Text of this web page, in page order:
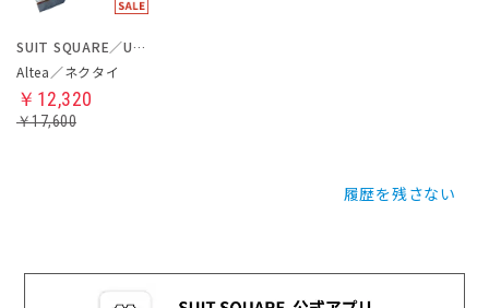
SUIT SQUARE／UNIVERSAL LANGUAGE
Altea／ネクタイ
￥12,320
￥17,600
履歴を残さない